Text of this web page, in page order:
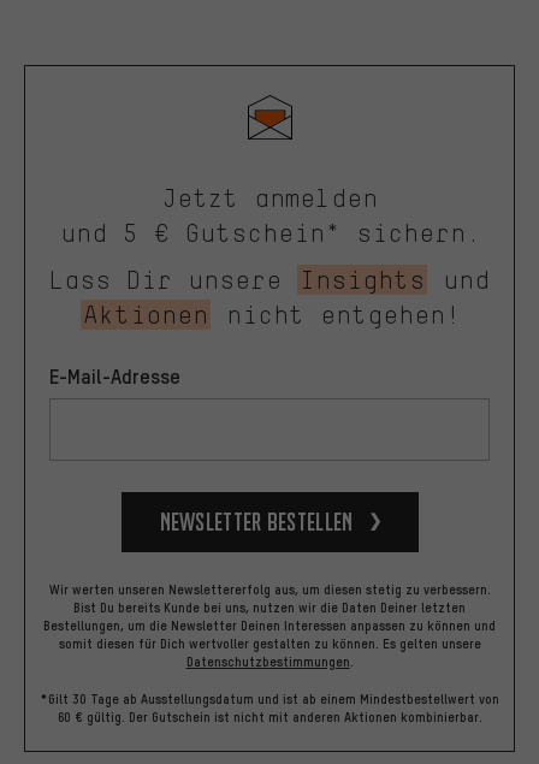
Jetzt anmelden
und 5 € Gutschein* sichern.
Lass Dir unsere
Insights
und
Aktionen
nicht entgehen!
E-Mail-Adresse
Newsletter bestellen
Wir werten unseren Newslettererfolg aus, um diesen stetig zu verbessern.
Bist Du bereits Kunde bei uns, nutzen wir die Daten Deiner letzten
Bestellungen, um die Newsletter Deinen Interessen anpassen zu können und
somit diesen für Dich wertvoller gestalten zu können. Es gelten unsere
Datenschutzbestimmungen.
*Gilt 30 Tage ab Ausstellungsdatum und ist ab einem Mindestbestellwert von
60 € gültig. Der Gutschein ist nicht mit anderen Aktionen kombinierbar.